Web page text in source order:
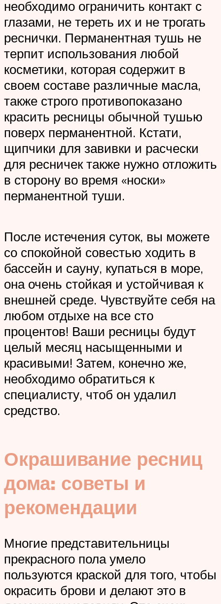
необходимо ограничить контакт с
глазами, не тереть их и не трогать
реснички. Перманентная тушь не
терпит использования любой
косметики, которая содержит в
своем составе различные масла,
также строго противопоказано
красить ресницы обычной тушью
поверх перманентной. Кстати,
щипчики для завивки и расчески
для ресничек также нужно отложить
в сторону во время «носки»
перманентной туши.
После истечения суток, вы можете
со спокойной совестью ходить в
бассейн и сауну, купаться в море,
она очень стойкая и устойчивая к
внешней среде. Чувствуйте себя на
любом отдыхе на все сто
процентов! Ваши ресницы будут
целый месяц насыщенными и
красивыми! Затем, конечно же,
необходимо обратиться к
специалисту, чтоб он удалил
средство.
Окрашивание ресниц
дома: советы и
рекомендации
Многие представительницы
прекрасного пола умело
пользуются краской для того, чтобы
окрасить брови и делают это в